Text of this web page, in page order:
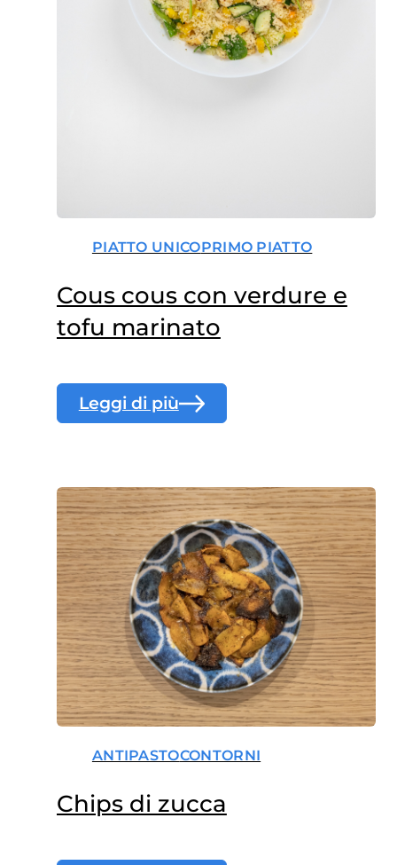
PIATTO UNICOPRIMO PIATTO
Cous cous con verdure e
tofu marinato
Leggi di più
ANTIPASTOCONTORNI
Chips di zucca